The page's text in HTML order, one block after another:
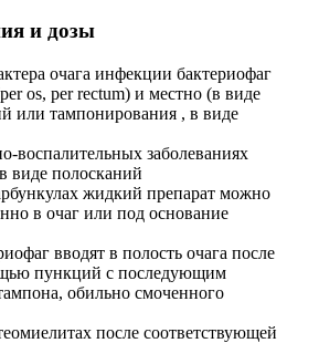
и дозы
очага инфекции бактериофаг
os, per rectum) и местно (в виде
или тампонирования , в виде
воспалительных заболеваниях
виде полосканий
жидкий препарат можно
в очаг или под основание
вводят в полость очага после
пункций с последующим
обильно смоченного
после соответствующей